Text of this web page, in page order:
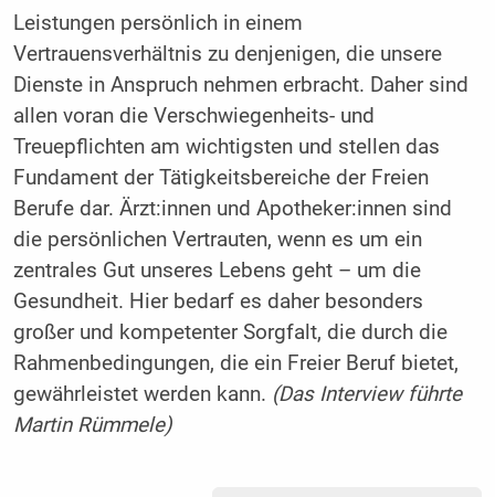
Leistungen persönlich in einem
Vertrauensverhältnis zu denjenigen, die unsere
Dienste in Anspruch nehmen erbracht. Daher sind
allen voran die Verschwiegenheits- und
Treuepflichten am wichtigsten und stellen das
Fundament der Tätigkeitsbereiche der Freien
Berufe dar. Ärzt:innen und Apotheker:innen sind
die persönlichen Vertrauten, wenn es um ein
zentrales Gut unseres Lebens geht – um die
Gesundheit. Hier bedarf es daher besonders
großer und kompetenter Sorgfalt, die durch die
Rahmenbedingungen, die ein Freier Beruf bietet,
gewährleistet werden kann. (Das Interview führte
Martin Rümmele)